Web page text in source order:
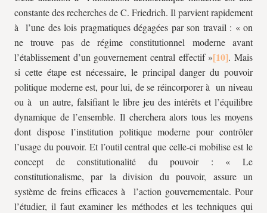
constante des recherches de C. Friedrich. Il parvient rapidement
à l’une des lois pragmatiques dégagées par son travail : « on
ne trouve pas de régime constitutionnel moderne avant
l’établissement d’un gouvernement central effectif »
. Mais
si cette étape est nécessaire, le principal danger du pouvoir
politique moderne est, pour lui, de se réincorporer à un niveau
ou à un autre, falsifiant le libre jeu des intérêts et l’équilibre
dynamique de l’ensemble. Il cherchera alors tous les moyens
dont dispose l’institution politique moderne pour contrôler
l’usage du pouvoir. Et l’outil central que celle-ci mobilise est le
concept de constitutionalité du pouvoir : « Le
constitutionalisme, par la division du pouvoir, assure un
système de freins efficaces à l’action gouvernementale. Pour
l’étudier, il faut examiner les méthodes et les techniques qui